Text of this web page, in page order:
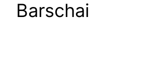
Barschai